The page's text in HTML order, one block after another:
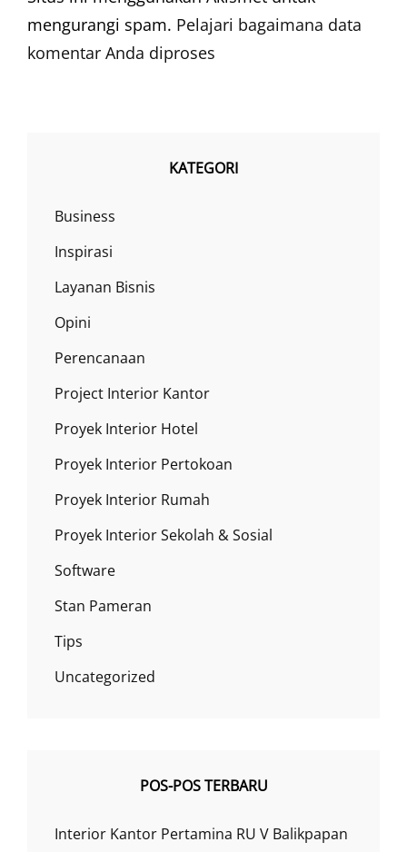
mengurangi spam. Pelajari bagaimana data
komentar Anda diproses
KATEGORI
Business
Inspirasi
Layanan Bisnis
Opini
Perencanaan
Project Interior Kantor
Proyek Interior Hotel
Proyek Interior Pertokoan
Proyek Interior Rumah
Proyek Interior Sekolah & Sosial
Software
Stan Pameran
Tips
Uncategorized
POS-POS TERBARU
Interior Kantor Pertamina RU V Balikpapan